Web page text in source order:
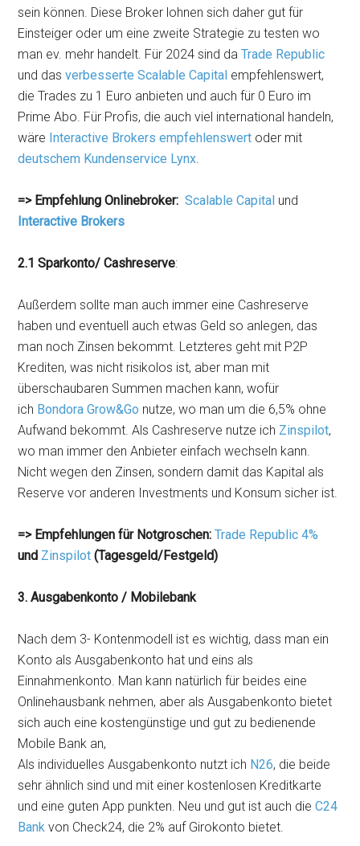
sein können. Diese Broker lohnen sich daher gut für
Einsteiger oder um eine zweite Strategie zu testen wo
man ev. mehr handelt. Für 2024 sind daTrade Republic
und dasverbesserte Scalable Capital empfehlenswert,
die Trades zu 1 Euro anbieten und auch für 0 Euro im
Prime Abo. Für Profis, die auch viel international handeln,
wäre Interactive Brokers empfehlenswert oder mit
deutschem Kundenservice Lynx.
=> Empfehlung Onlinebroker:Scalable Capital und
Interactive Brokers
2.1 Sparkonto/ Cashreserve:
Außerdem sollte man auch immer eine Cashreserve
haben und eventuell auch etwas Geld so anlegen, das
man noch Zinsen bekommt. Letzteres geht mit P2P
Krediten, was nicht risikolos ist, aber man mit
überschaubaren Summen machen kann, wofür
ich Bondora Grow&Go nutze, wo man um die 6,5% ohne
Aufwand bekommt. Als Cashreserve nutze ich Zinspilot,
wo man immer den Anbieter einfach wechseln kann.
Nicht wegen den Zinsen, sondern damit das Kapital als
Reserve vor anderen Investments und Konsum sicher ist.
=> Empfehlungen für Notgroschen:Trade Republic 4%
und Zinspilot (Tagesgeld/Festgeld)
3. Ausgabenkonto / Mobilebank
Nach dem 3- Kontenmodell ist es wichtig, dass man ein
Konto als Ausgabenkonto hat und eins als
Einnahmenkonto. Man kann natürlich für beides eine
Onlinehausbank nehmen, aber als Ausgabenkonto bietet
sich auch eine kostengünstige und gut zu bedienende
Mobile Bank an,
Als individuelles Ausgabenkonto nutzt ich N26, die beide
sehr ähnlich sind und mit einer kostenlosen Kreditkarte
und eine guten App punkten. Neu und gut ist auch dieC24
Bank von Check24, die 2% auf Girokonto bietet.